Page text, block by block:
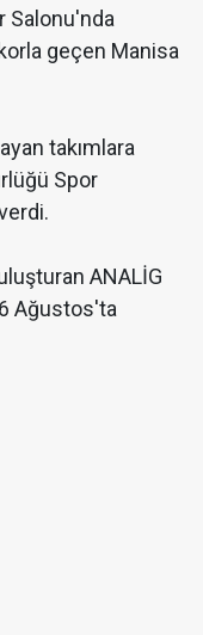
Salonu'nda
geçen Manisa
takımlara
Spor
ANALİG
Ağustos'ta